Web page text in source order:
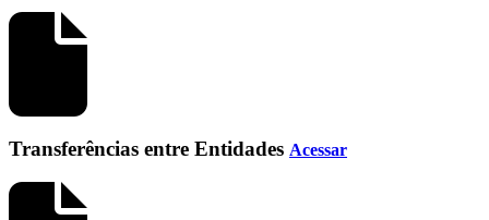
Transferências entre Entidades Acessar